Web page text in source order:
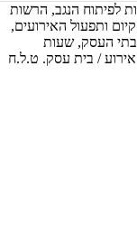
לפיתוח הנגב, הרשות
ותפעול האירועים,
בתי העסק, שעות
אירוע / בית עסק. ט.ל.ח